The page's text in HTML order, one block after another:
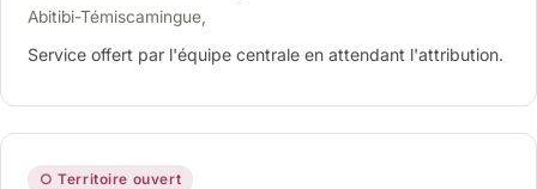
Abitibi-Témiscamingue,
Service offert par l'équipe centrale en attendant l'attribution.
○ Territoire ouvert